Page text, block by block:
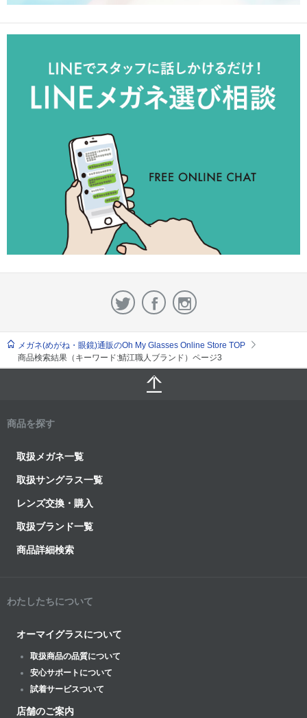
メガネ(めがね・眼鏡)通販のOh My Glasses Online Store TOP
商品検索結果（キーワード:鯖江職人ブランド）ページ3
商品を探す
取扱メガネ一覧
取扱サングラス一覧
レンズ交換・購入
取扱ブランド一覧
商品詳細検索
わたしたちについて
オーマイグラスについて
取扱商品の品質について
安心サポートについて
試着サービスついて
店舗のご案内